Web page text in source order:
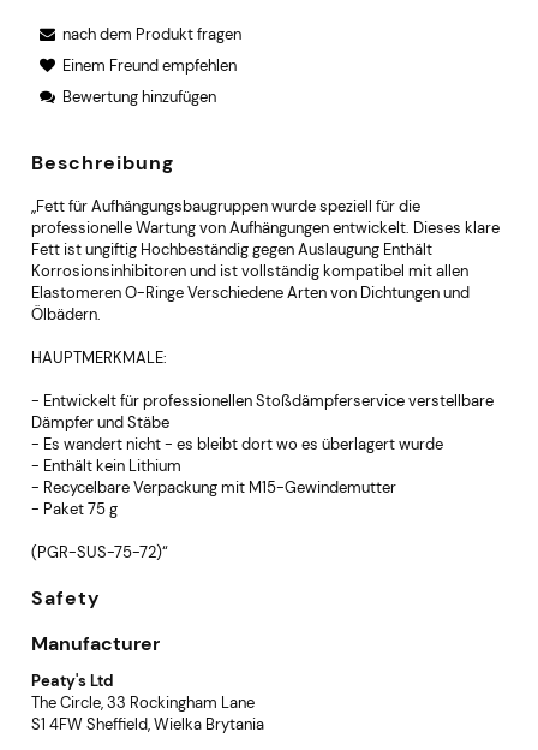
nach dem Produkt fragen
Einem Freund empfehlen
Bewertung hinzufügen
Beschreibung
„Fett für Aufhängungsbaugruppen wurde speziell für die
professionelle Wartung von Aufhängungen entwickelt. Dieses klare
Fett ist ungiftig Hochbeständig gegen Auslaugung Enthält
Korrosionsinhibitoren und ist vollständig kompatibel mit allen
Elastomeren O-Ringe Verschiedene Arten von Dichtungen und
Ölbädern.
HAUPTMERKMALE:
- Entwickelt für professionellen Stoßdämpferservice verstellbare
Dämpfer und Stäbe
- Es wandert nicht - es bleibt dort wo es überlagert wurde
- Enthält kein Lithium
- Recycelbare Verpackung mit M15-Gewindemutter
- Paket 75 g
(PGR-SUS-75-72)“
Safety
Manufacturer
Peaty's Ltd
The Circle, 33 Rockingham Lane
S1 4FW Sheffield, Wielka Brytania